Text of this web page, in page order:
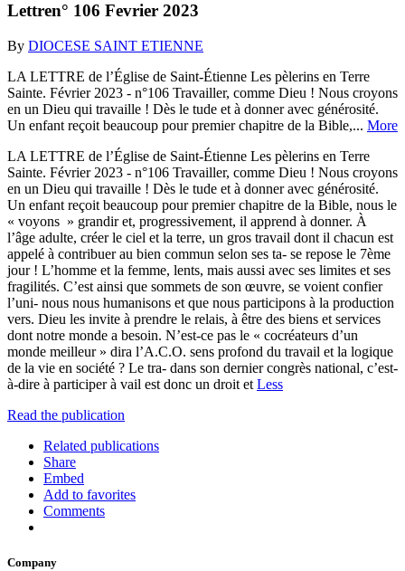
Lettren° 106 Fevrier 2023
By DIOCESE SAINT ETIENNE
LA LETTRE de l’Église de Saint-Étienne Les pèlerins en Terre
Sainte. Février 2023 - n°106 Travailler, comme Dieu ! Nous croyons
en un Dieu qui travaille ! Dès le tude et à donner avec générosité.
Un enfant reçoit beaucoup pour premier chapitre de la Bible,... More
LA LETTRE de l’Église de Saint-Étienne Les pèlerins en Terre
Sainte. Février 2023 - n°106 Travailler, comme Dieu ! Nous croyons
en un Dieu qui travaille ! Dès le tude et à donner avec générosité.
Un enfant reçoit beaucoup pour premier chapitre de la Bible, nous le
« voyons » grandir et, progressivement, il apprend à donner. À
l’âge adulte, créer le ciel et la terre, un gros travail dont il chacun est
appelé à contribuer au bien commun selon ses ta- se repose le 7ème
jour ! L’homme et la femme, lents, mais aussi avec ses limites et ses
fragilités. C’est ainsi que sommets de son œuvre, se voient confier
l’uni- nous nous humanisons et que nous participons à la production
vers. Dieu les invite à prendre le relais, à être des biens et services
dont notre monde a besoin. N’est-ce pas le « cocréateurs d’un
monde meilleur » dira l’A.C.O. sens profond du travail et la logique
de la vie en société ? Le tra- dans son dernier congrès national, c’est-
à-dire à participer à vail est donc un droit et Less
Read the publication
Related publications
Share
Embed
Add to favorites
Comments
Company